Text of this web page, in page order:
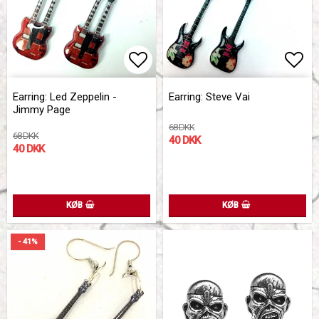
Add to list of favorites
Earring: Led Zeppelin -
Jimmy Page
68 DKK
40 DKK
KØB
Earring: Steve Vai
68 DKK
40 DKK
KØB
- 41%